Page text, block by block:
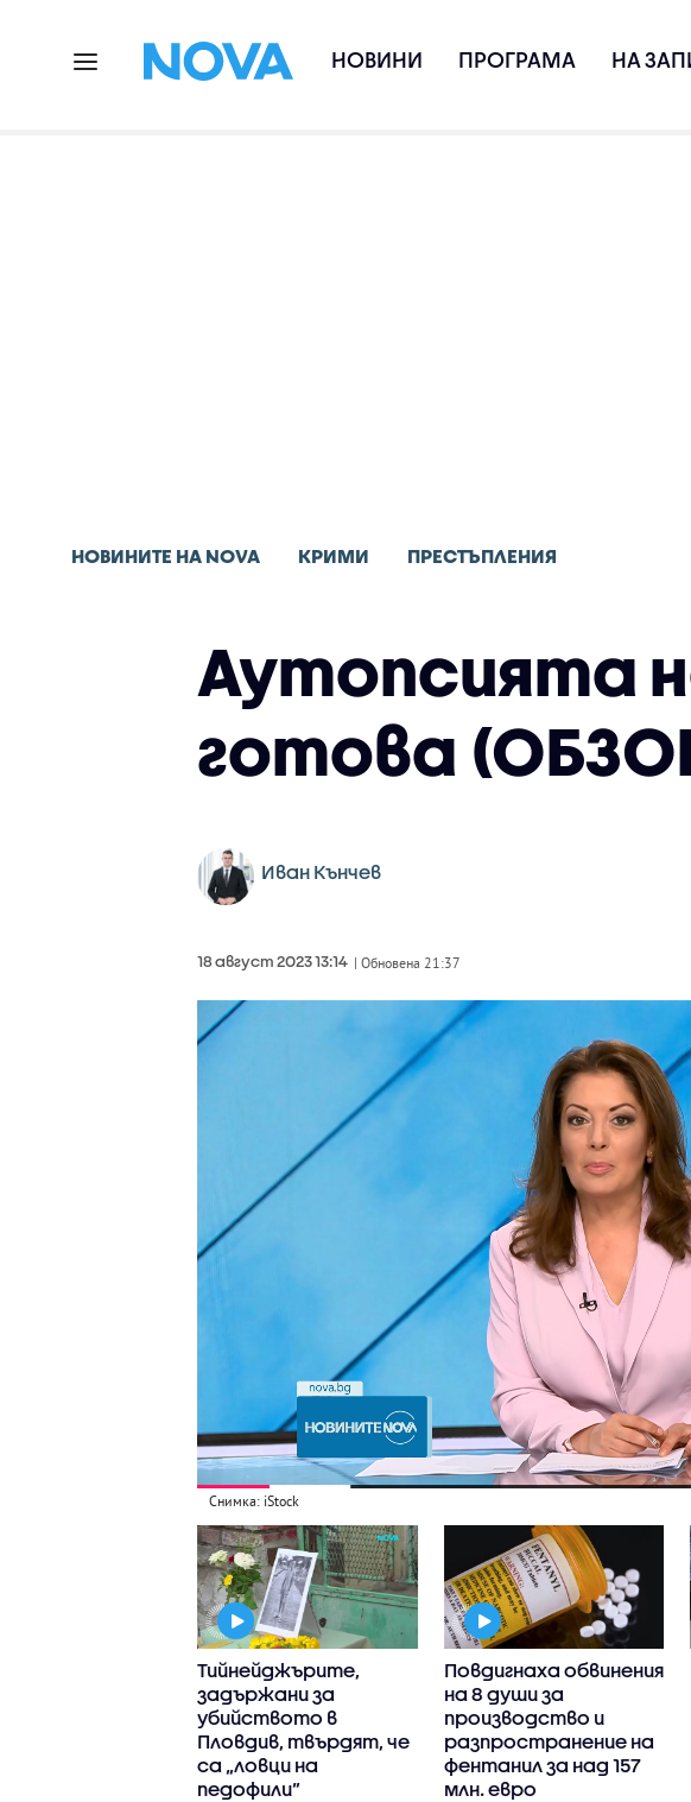
НОВИНИ ПРОГРАМА НА
НОВИНИТЕ НА NOVA КРИМИ ПРЕСТЪПЛЕНИЯ
Аутопсията
готова
Иван Кънчев
18 август 2023 13:14 | Обновена 21:37
Снимка: iStock
Тийнейджърите,
задържани за
убийството в
Пловдив, твърдят, че
са „ловци на
педофили”
Повдигнаха обвинения
на 8 души за
производство и
разпространение на
фентанил за над 157
млн. евро